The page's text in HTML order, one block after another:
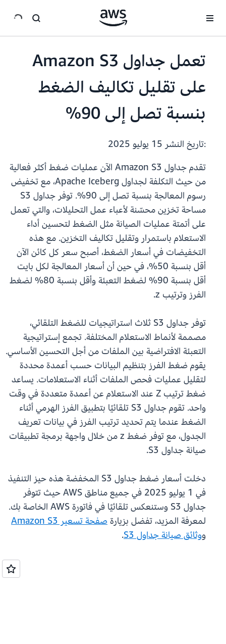
تعمل جداول Amazon S3
على تقليل تكاليف الضغط
بنسبة تصل إلى 90%
:تاريخ النشر
تقدم جداول Amazon S3 الآن عمليات ضغط أكثر فعالية
من حيث التكلفة لجداول Apache Iceberg، مع تخفيض
رسوم المعالجة بنسبة تصل إلى 90%. توفر جداول S3
مساحة تخزين محسّنة لأعباء عمل التحليلات، والتي تعمل
على أتمتة عمليات الصيانة مثل الضغط لتحسين أداء
الاستعلام باستمرار وتقليل تكاليف التخزين. مع هذه
التخفيضات في أسعار الضغط، أصبح سعر كل كائن الآن
أقل بنسبة 50%، في حين أن أسعار المعالجة لكل بايت
أقل بنسبة 90% لضغط التعبئة وأقل بنسبة 80% لضغط
الفرز وترتيب z.
توفر جداول S3 ثلاث استراتيجيات للضغط التلقائي،
مصممة لأنماط الاستعلام المختلفة. تجمع إستراتيجية
التعبئة الافتراضية بين الملفات من أجل التحسين الأساسي.
يقوم ضغط الفرز بتنظيم البيانات حسب أعمدة محددة
لتقليل عمليات فحص الملفات أثناء الاستعلامات. يساعد
ضغط ترتيب Z عند الاستعلام عن أعمدة متعددة في وقت
واحد. تقوم جداول S3 تلقائيًا بتطبيق الفرز الهرمي أثناء
الضغط عندما يتم تحديد ترتيب الفرز في بيانات تعريف
الجدول، مع توفر ضغط z من خلال واجهة برمجة تطبيقات
صيانة جداول S3.
دخلت أسعار ضغط جداول S3 المخفضة هذه حيز التنفيذ
في 1 يوليو 2025 في جميع مناطق AWS حيث تتوفر
جداول S3 وستنعكس تلقائيًا في فاتورة AWS الخاصة بك.
لمعرفة المزيد، تفضل بزيارةصفحة تسعير Amazon S3
ووثائق صيانة جداول S3 .